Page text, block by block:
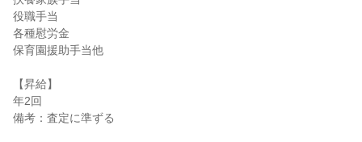
役職手当
各種慰労金
保育園援助手当他
【昇給】
年2回
備考：査定に準ずる